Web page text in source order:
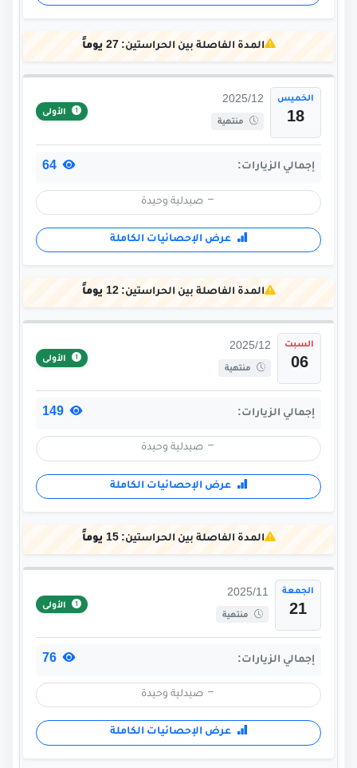
المدة الفاصلة بين الحراستين: 27 يوماً
الخميس
18
2025/12
منتهية
الأولى
إجمالي الزيارات:
صيدلية وحيدة
عرض الإحصائيات الكاملة
المدة الفاصلة بين الحراستين:12 يوماً
السبت
06
2025/12
منتهية
الأولى
إجمالي الزيارات:
صيدلية وحيدة
عرض الإحصائيات الكاملة
المدة الفاصلة بين الحراستين:15 يوماً
الجمعة
21
2025/11
منتهية
الأولى
إجمالي الزيارات:
صيدلية وحيدة
عرض الإحصائيات الكاملة